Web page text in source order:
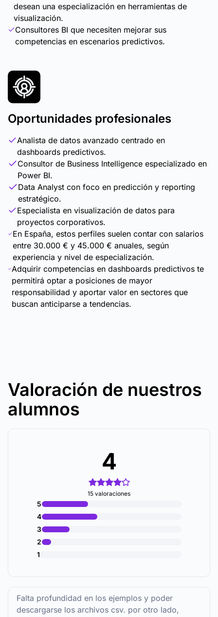
desean una especialización en herramientas de
visualización.
Consultores BI que necesiten mejorar sus
competencias en escenarios predictivos.
Oportunidades profesionales
Analista de datos avanzado centrado en
dashboards predictivos.
Consultor de Business Intelligence especializado en
Power BI.
Data Analyst con foco en predicción y reporting
estratégico.
Especialista en visualización de datos para
proyectos corporativos.
En España, estos perfiles suelen contar con salarios
entre 30.000 € y 45.000 € anuales, según
experiencia y nivel de especialización.
Adquirir competencias en dashboards predictivos te
permitirá optar a posiciones de mayor
responsabilidad y aportar valor en sectores que
buscan anticiparse a tendencias.
Valoración de nuestros
alumnos
4
15 valoraciones
5
4
3
2
1
Falta profundidad en los ejemplos y poder
descargarse los archivos csv. por otro lado,